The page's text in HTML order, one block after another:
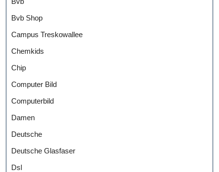
Bvb Shop
Campus Treskowallee
Chemkids
Chip
Computer Bild
Computerbild
Damen
Deutsche
Deutsche Glasfaser
Dsl